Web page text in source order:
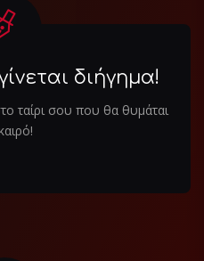
διήγημα!
ταίρι σου που θα θυμάται